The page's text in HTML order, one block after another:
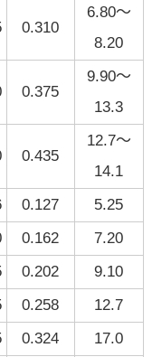
0.310
6.80～
8.20
0.375
9.90～
13.3
0.435
12.7～
14.1
0.127
5.25
0.162
7.20
0.202
9.10
0.258
12.7
0.324
17.0